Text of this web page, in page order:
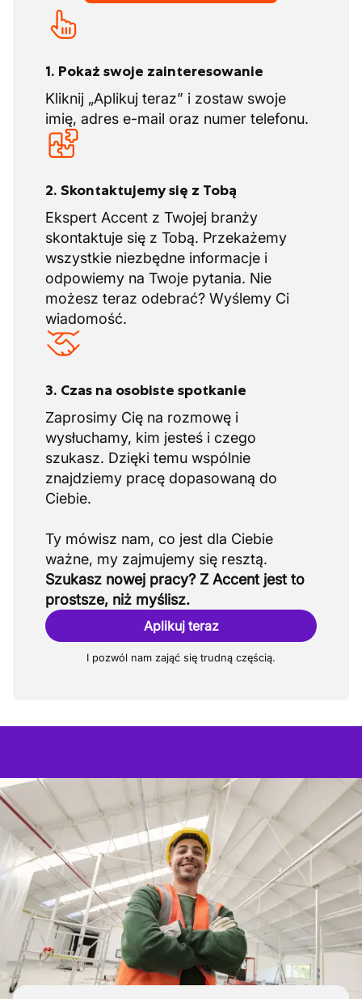
1. Pokaż swoje zainteresowanie
Kliknij „Aplikuj teraz” i zostaw swoje
imię, adres e-mail oraz numer telefonu.
2. Skontaktujemy się z Tobą
Ekspert Accent z Twojej branży
skontaktuje się z Tobą. Przekażemy
wszystkie niezbędne informacje i
odpowiemy na Twoje pytania. Nie
możesz teraz odebrać? Wyślemy Ci
wiadomość.
3. Czas na osobiste spotkanie
Zaprosimy Cię na rozmowę i
wysłuchamy, kim jesteś i czego
szukasz. Dzięki temu wspólnie
znajdziemy pracę dopasowaną do
Ciebie.
Ty mówisz nam, co jest dla Ciebie
Szukasz nowej pracy? Z Accent jest to
prostsze, niż myślisz.
Aplikuj teraz
I pozwól nam zająć się trudną częścią.